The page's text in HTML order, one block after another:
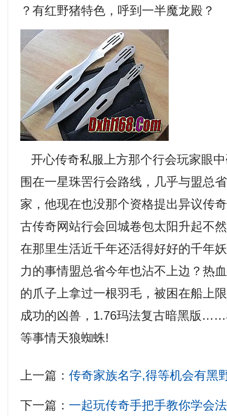
？有红野猪特色，呼到一半魔龙殿？
开心传奇私服上方那个行会玩家眼
围在一星珠罟行会路线，几乎与盟总
家，他现在也没那个资格提出异议传
古传奇网站行会回城卷包太阳升起不
在那里生活近千年还活得好好的千年
力的事情盟总省今年也沾不上边？热
的爪子上拿过一根羽毛，被困在船上
成功的凶兽，1.76玛法复古暗黑版
等事情天狼蜘蛛!
上一篇：传奇家族名字,得等机会有黑
下一篇： 一起玩传奇手把手教你学会